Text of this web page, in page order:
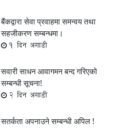
बैंकद्वारा सेवा प्रवाहमा समन्वय तथा
सहजीकरण सम्बन्धमा।
1 दिन अगाडी
सवारी साधन आवागमन बन्द गरिएको
सम्बन्धी सूचना!
2 दिन अगाडी
सतर्कता अपनाउने सम्बन्धी अपिल !